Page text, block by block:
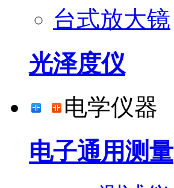
台式放大镜
光泽度仪
电学仪器
电子通用测量